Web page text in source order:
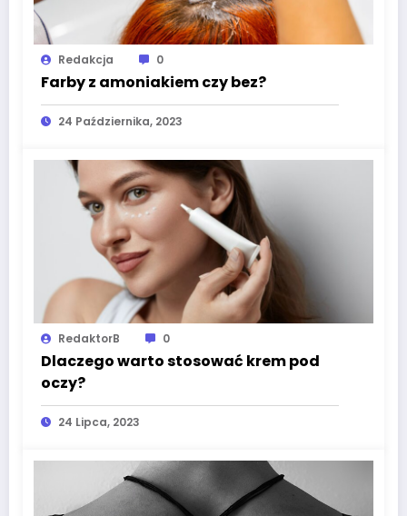
Redakcja 0
Farby z amoniakiem czy bez?
24 Października, 2023
RedaktorB 0
Dlaczego warto stosować krem pod
oczy?
24 Lipca, 2023